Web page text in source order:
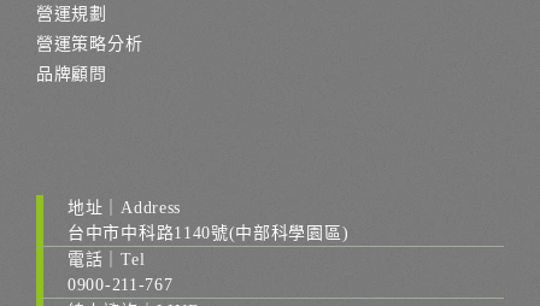
營運規劃
營運策略分析
品牌顧問
地址｜Address
台中市中科路1140號(中部科學園區)
電話｜Tel
0900-211-767